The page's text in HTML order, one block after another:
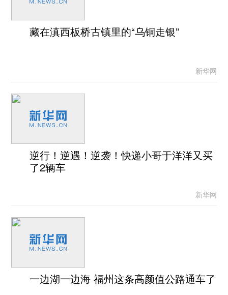
藏在滇西板桥古镇里的“乌铜走银”
新华网
逆行！逆遇！逆袭！快递小哥于洋洋又买
了2辆车
新华网
一边湖一边海 福州这条高颜值公路通车了